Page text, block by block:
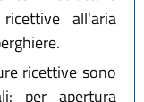
all'aria
ricettive sono
per apertura